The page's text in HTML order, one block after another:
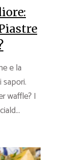
e la
waffle? I